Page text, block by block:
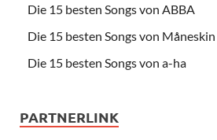
Die 15 besten Songs von ABBA
Die 15 besten Songs von Måneskin
Die 15 besten Songs von a-ha
PARTNERLINK